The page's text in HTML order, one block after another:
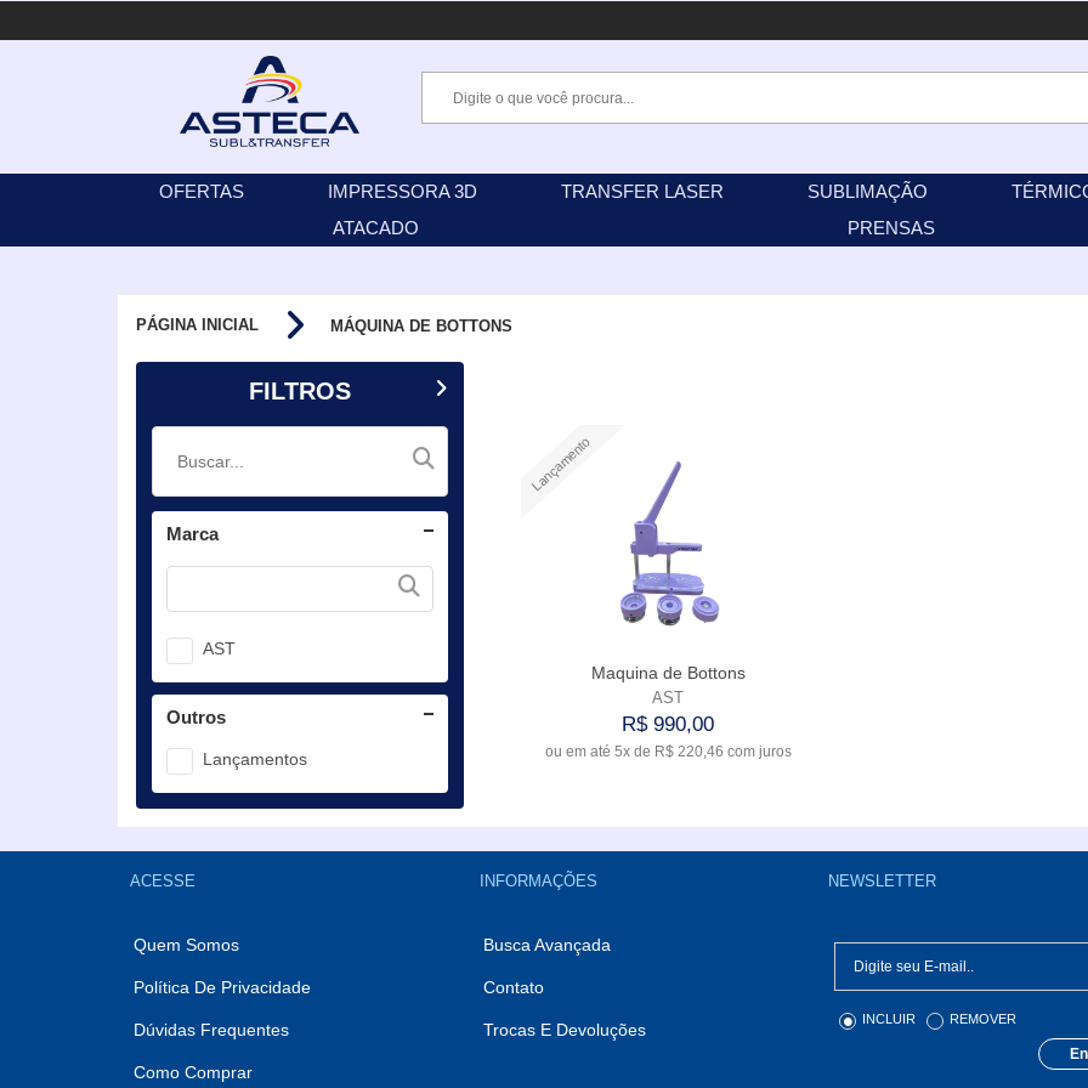
OFERTAS IMPRESSORA 3D TRANSFER LASER SUBLIMAÇÃO
ATACADO
PRENSAS
PÁGINA INICIAL MÁQUINA DE BOTTONS
FILTROS
Marca
AST
Outros
Lançamentos
Lançamento
Maquina de Bottons
AST
R$ 990,00
ou em até 5xde R$ 220,46 com juros
ACESSE
Quem Somos
Política De Privacidade
Dúvidas Frequentes
Como Comprar
INFORMAÇÕES
Busca Avançada
Contato
Trocas E Devoluções
NEWSLETTER
INCLUIR REMOVER